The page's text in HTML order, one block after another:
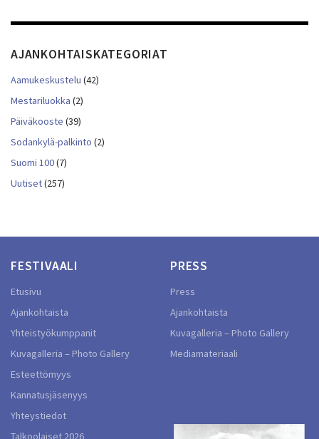
AJANKOHTAISKATEGORIAT
Aamukeskustelu (42)
Mestariluokka (2)
Päiväkooste (39)
Sodankylä-palkinto (2)
Suomi 100(7)
Uutiset(257)
FESTIVAALI
Etusivu
Ajankohtaista
Yhteistyökumppanit
Kuvagalleria – Photo Gallery
Esteettömyys
Kannatusjäsenyys
Yhteystiedot
Talkoolaiset 2026
PRESS
Press
Ajankohtaista
Kuvagalleria – Photo Gallery
Mediamateriaali